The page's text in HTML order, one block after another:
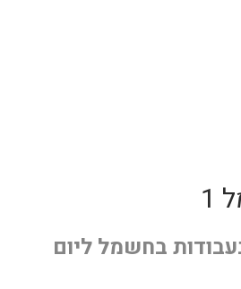
בחשמל ליום